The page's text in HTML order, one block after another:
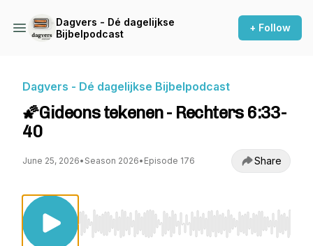
Dagvers - Dé dagelijkse
Bijbelpodcast
+ Follow
Dagvers - Dé dagelijkse Bijbelpodcast
🌠Gideons tekenen - Rechters 6:33-
40
June 25, 2026• Season 2026• Episode 176 Share
Use Left/Right to seek, Home/End to jump